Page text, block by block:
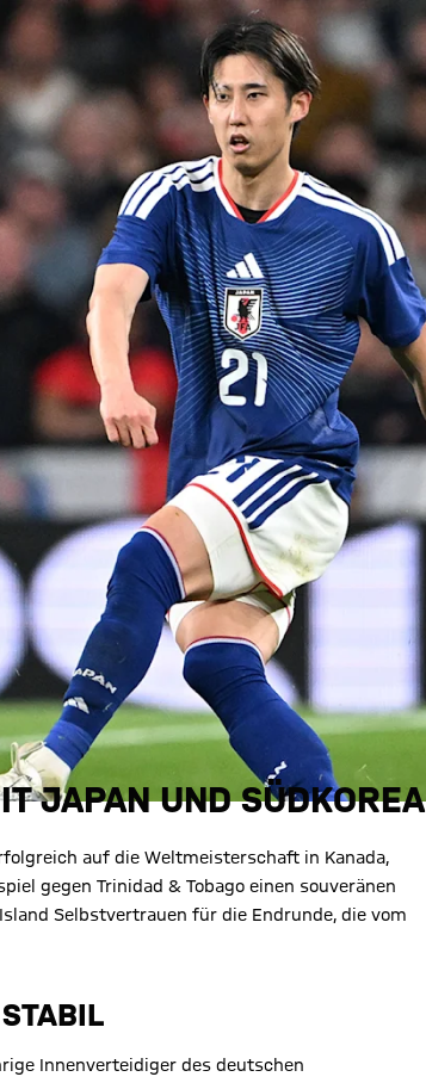
JAPAN UND SÜDKOREA
auf die Weltmeisterschaft in Kanada,
gegen Trinidad & Tobago einen souveränen
Selbstvertrauen für die Endrunde, die vom
Innenverteidiger des deutschen